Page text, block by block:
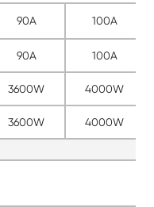
90A 100A
90A 100A
3600W 4000W
3600W 4000W